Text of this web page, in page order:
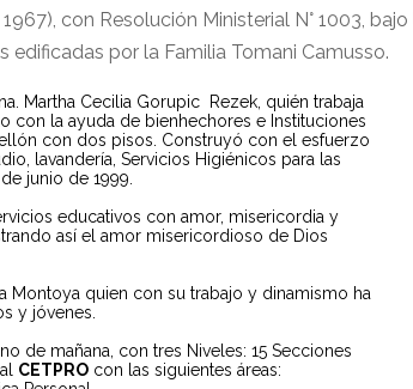
con Resolución Ministerial N° 1003,
edificadas por la Familia Tomani Camusso.
Martha Cecilia Gorupic Rezek, quién trabaja
con la ayuda de bienhechores e Instituciones
con dos pisos. Construyó con el esfuerzo
lavandería, Servicios Higiénicos para las
junio de 1999.
educativos con amor, misericordia y
así el amor misericordioso de Dios
Montoya quien con su trabajo y dinamismo ha
y jóvenes.
de mañana, con tres Niveles: 15 Secciones
CETPRO con las siguientes áreas: